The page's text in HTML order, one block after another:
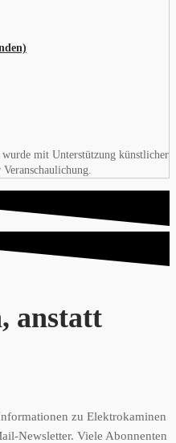
mit Unterstützung künstlicher
anstatt
zu Elektrokaminen
Newsletter. Viele Abonnenten